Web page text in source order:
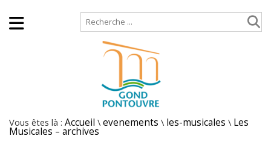
Vous êtes là : Accueil \ evenements \ les-musicales \ Les
Musicales – archives